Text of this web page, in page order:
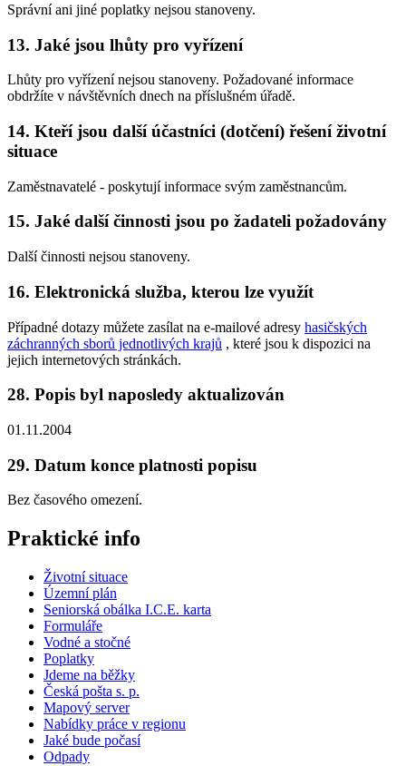
Správní ani jiné poplatky nejsou stanoveny.
13. Jaké jsou lhůty pro vyřízení
Lhůty pro vyřízení nejsou stanoveny. Požadované informace
obdržíte v návštěvních dnech na příslušném úřadě.
14. Kteří jsou další účastníci (dotčení) řešení životní
situace
Zaměstnavatelé - poskytují informace svým zaměstnancům.
15. Jaké další činnosti jsou po žadateli požadovány
Další činnosti nejsou stanoveny.
16. Elektronická služba, kterou lze využít
Případné dotazy můžete zasílat na e-mailové adresy hasičských
záchranných sborů jednotlivých krajů , které jsou k dispozici na
jejich internetových stránkách.
28. Popis byl naposledy aktualizován
01.11.2004
29. Datum konce platnosti popisu
Bez časového omezení.
Praktické info
Životní situace
Územní plán
Seniorská obálka I.C.E. karta
Formuláře
Vodné a stočné
Poplatky
Jdeme na běžky
Česká pošta s. p.
Mapový server
Nabídky práce v regionu
Jaké bude počasí
Odpady